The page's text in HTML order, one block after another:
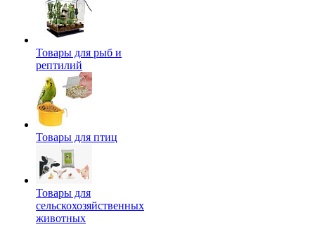
Товары для рыб и
рептилий
Товары для птиц
Товары для
сельскохозяйственных
животных